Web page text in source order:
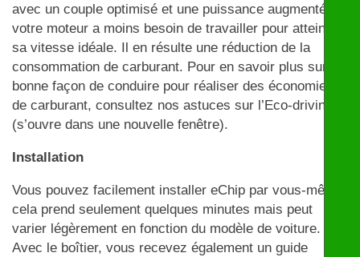
avec un couple optimisé et une puissance augmentée,
votre moteur a moins besoin de travailler pour atteindre
sa vitesse idéale. Il en résulte une réduction de la
consommation de carburant. Pour en savoir plus sur la
bonne façon de conduire pour réaliser des économies
de carburant, consultez nos astuces sur l’Eco-driving
(s’ouvre dans une nouvelle fenêtre).
Installation
Vous pouvez facilement installer eChip par vous-même,
cela prend seulement quelques minutes mais peut
varier légèrement en fonction du modèle de voiture.
Avec le boîtier, vous recevez également un guide